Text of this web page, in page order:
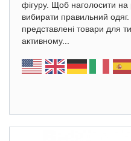
фігуру. Щоб наголосити на
вибирати правильний
представлені товари для
активному...